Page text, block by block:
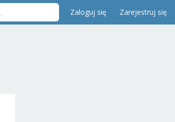
Zaloguj się Zarejestruj się